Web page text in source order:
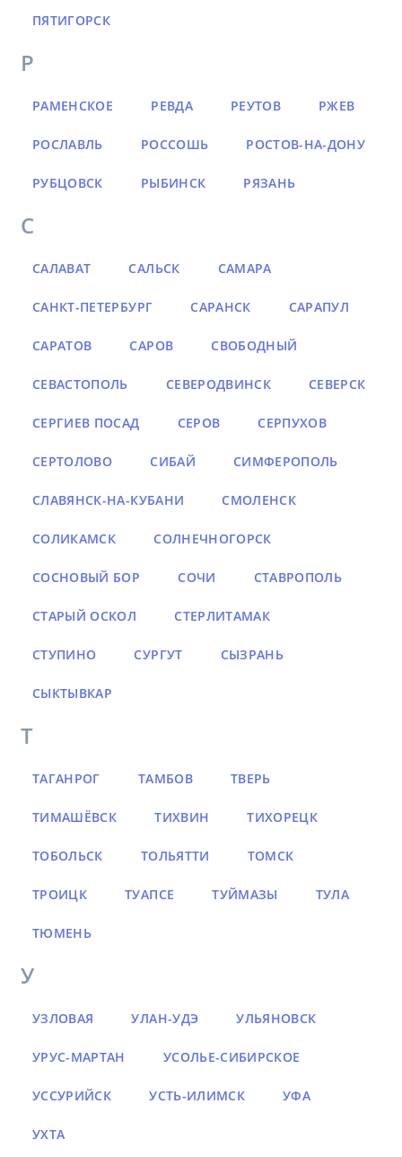
ПЯТИГОРСК
Р
РАМЕНСКОЕ РЕВДА РЕУТОВ РЖЕВ
РОСЛАВЛЬ РОССОШЬ РОСТОВ-НА-ДОНУ
РУБЦОВСК РЫБИНСК РЯЗАНЬ
С
САЛАВАТ САЛЬСК САМАРА
САНКТ-ПЕТЕРБУРГ САРАНСК САРАПУЛ
САРАТОВ САРОВ СВОБОДНЫЙ
СЕВАСТОПОЛЬ СЕВЕРОДВИНСК СЕВЕРСК
СЕРГИЕВ ПОСАД СЕРОВ СЕРПУХОВ
СЕРТОЛОВО СИБАЙ СИМФЕРОПОЛЬ
СЛАВЯНСК-НА-КУБАНИ СМОЛЕНСК
СОЛИКАМСК СОЛНЕЧНОГОРСК
СОСНОВЫЙ БОР СОЧИ СТАВРОПОЛЬ
СТАРЫЙ ОСКОЛ СТЕРЛИТАМАК
СТУПИНО СУРГУТ СЫЗРАНЬ
СЫКТЫВКАР
Т
ТАГАНРОГ ТАМБОВ ТВЕРЬ
ТИМАШЁВСК ТИХВИН ТИХОРЕЦК
ТОБОЛЬСК ТОЛЬЯТТИ ТОМСК
ТРОИЦК ТУАПСЕ ТУЙМАЗЫ ТУЛА
ТЮМЕНЬ
У
УЗЛОВАЯ УЛАН-УДЭ УЛЬЯНОВСК
УРУС-МАРТАН УСОЛЬЕ-СИБИРСКОЕ
УССУРИЙСК УСТЬ-ИЛИМСК УФА
УХТА